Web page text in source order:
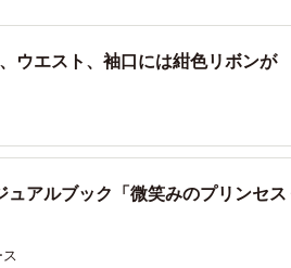
、ウエスト、袖口には紺色リボン
ュアルブック「微笑みのプリンセ
ス